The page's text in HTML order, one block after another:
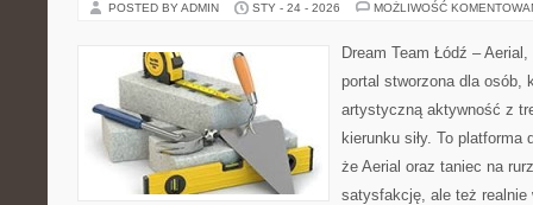
POSTED BY ADMIN STY - 24 - 2026 MOŻLIWOŚĆ
Dream Team Łódź –
portal stworzona dla osób,
artystyczną aktywność z
kierunku siły. To
że Aerial oraz taniec na
satysfakcję, ale też realnie